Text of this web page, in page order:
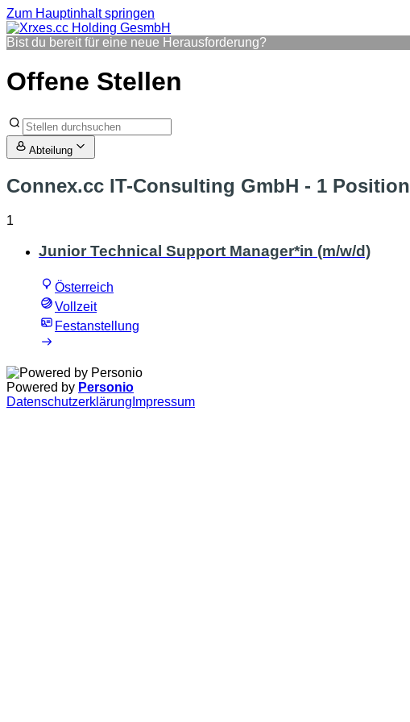
Zum Hauptinhalt springen
Bist du bereit für eine neue Herausforderung?
Offene Stellen
Abteilung
Connex.cc IT-Consulting GmbH - 1 Position
1
Junior Technical Support Manager*in (m/w/d)
Österreich
Vollzeit
Festanstellung
Powered by Personio
Datenschutzerklärung Impressum